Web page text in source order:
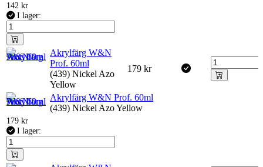
142 kr
I lager:
Akrylfärg W&N
Prof. 60ml
(439) Nickel Azo
Yellow
179 kr
Akrylfärg W&N Prof. 60ml
(439) Nickel Azo Yellow
179 kr
I lager: